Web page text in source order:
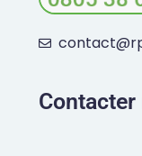
Contacter